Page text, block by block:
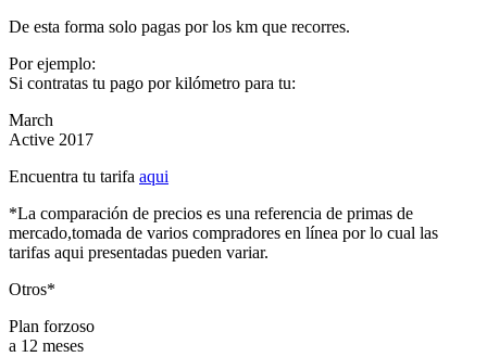
De esta forma solo pagas por los km que recorres.
Por ejemplo:
Si contratas tu pago por kilómetro para tu:
March
Active 2017
Encuentra tu tarifa aqui
*La comparación de precios es una referencia de primas de
mercado,tomada de varios compradores en línea por lo cual las
tarifas aqui presentadas pueden variar.
Otros*
Plan forzoso
a 12 meses